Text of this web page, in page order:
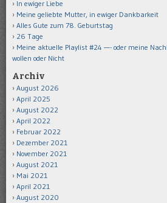
In ewiger Liebe
Meine geliebte Mutter, in ewiger Dankbarkeit
Alles Gute zum 78. Geburtstag
26 Tage
Meine aktuelle Playlist #24 —- oder meine
wollen oder Nicht
Archiv
August 2026
April 2025
August 2022
April 2022
Februar 2022
Dezember 2021
November 2021
August 2021
Mai 2021
April 2021
August 2020